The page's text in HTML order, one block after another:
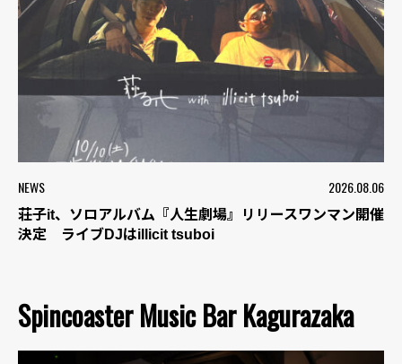
NEWS 2026.08.06
荘子it、ソロアルバム『人生劇場』リリースワンマン開催
決定 ライブDJはillicit tsuboi
Spincoaster Music Bar Kagurazaka